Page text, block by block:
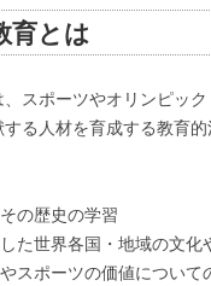
育とは
スポーツやオリンピッ
る人材を育成する教育
の歴史の学習
た世界各国・地域の文化
スポーツの価値について